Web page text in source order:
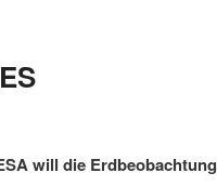
will die Erdbeobachtung